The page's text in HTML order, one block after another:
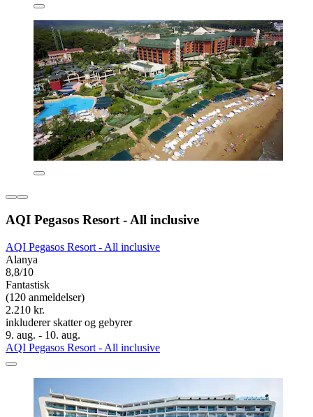
AQI Pegasos Resort - All inclusive
AQI Pegasos Resort - All inclusive
Alanya
8,8/10
Fantastisk
(120 anmeldelser)
2.210 kr.
inkluderer skatter og gebyrer
9. aug. - 10. aug.
AQI Pegasos Resort - All inclusive